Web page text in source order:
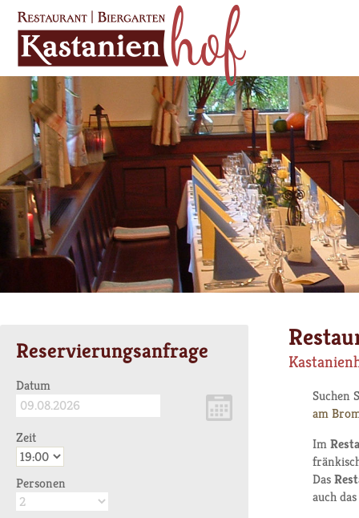
Reservierungsanfrage
Datum
Zeit
Personen
Suchen
am
Im
Das
auch